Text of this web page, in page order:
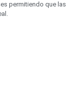
permitiendo que las